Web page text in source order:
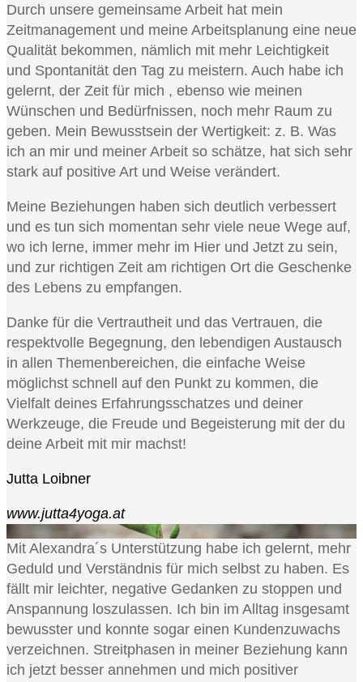
Durch unsere gemeinsame Arbeit hat mein
Zeitmanagement und meine Arbeitsplanung eine neue
Qualität bekommen, nämlich mit mehr Leichtigkeit
und Spontanität den Tag zu meistern. Auch habe ich
gelernt, der Zeit für mich , ebenso wie meinen
Wünschen und Bedürfnissen, noch mehr Raum zu
geben. Mein Bewusstsein der Wertigkeit: z. B. Was
ich an mir und meiner Arbeit so schätze, hat sich sehr
stark auf positive Art und Weise verändert.
Meine Beziehungen haben sich deutlich verbessert
und es tun sich momentan sehr viele neue Wege auf,
wo ich lerne, immer mehr im Hier und Jetzt zu sein,
und zur richtigen Zeit am richtigen Ort die Geschenke
des Lebens zu empfangen.
Danke für die Vertrautheit und das Vertrauen, die
respektvolle Begegnung, den lebendigen Austausch
in allen Themenbereichen, die einfache Weise
möglichst schnell auf den Punkt zu kommen, die
Vielfalt deines Erfahrungsschatzes und deiner
Werkzeuge, die Freude und Begeisterung mit der du
deine Arbeit mit mir machst!
Jutta Loibner
www.jutta4yoga.at
Mit Alexandra´s Unterstützung habe ich gelernt, mehr
Geduld und Verständnis für mich selbst zu haben. Es
fällt mir leichter, negative Gedanken zu stoppen und
Anspannung loszulassen. Ich bin im Alltag insgesamt
bewusster und konnte sogar einen Kundenzuwachs
verzeichnen. Streitphasen in meiner Beziehung kann
ich jetzt besser annehmen und mich positiver